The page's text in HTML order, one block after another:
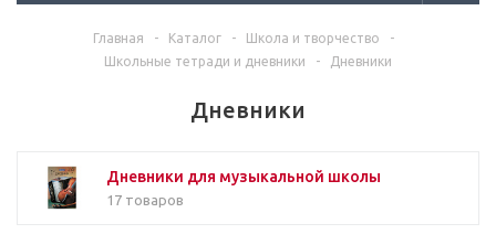
Главная - Каталог - Школа и творчество
-
Школьные тетради и дневники
- Дневники
Дневники
Дневники для музыкальной школы
17 товаров